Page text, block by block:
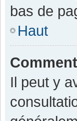
bas de
Haut
Il peut y